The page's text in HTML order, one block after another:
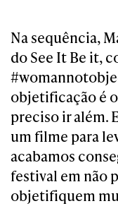
Na sequência,
do See It Be it,
objetificação é
preciso ir além.
um filme para
acabamos
festival em não
objetifiquem